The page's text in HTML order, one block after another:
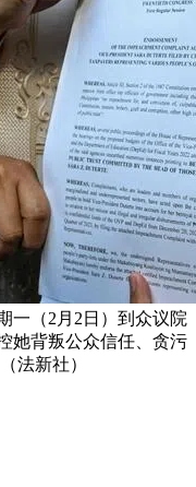
一（2月2日）到众议院
她背叛公众信任、贪污
法新社）